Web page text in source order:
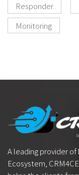
Responder
Monitoring
A leading provider
Ecosystem,